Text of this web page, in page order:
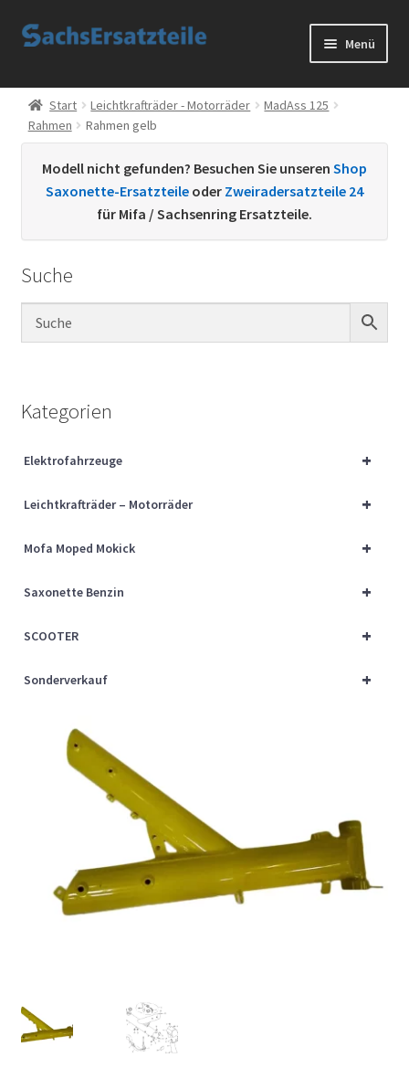
Zur
Zum
Menü
Start
AGB
Datenschutzerklärung
Kontakt
Sachs Ersatzteile
Über uns
Start Leichtkrafträder - Motorräder
MadAss 125
Rahmen
Rahmen gelb
Modell nicht gefunden? Besuchen Sie unseren Shop
Saxonette-Ersatzteile oder Zweiradersatzteile 24
für Mifa / Sachsenring Ersatzteile.
Suche
Kategorien
+
Elektrofahrzeuge
+
Leichtkrafträder – Motorräder
+
Mofa Moped Mokick
+
Saxonette Benzin
+
SCOOTER
+
Sonderverkauf